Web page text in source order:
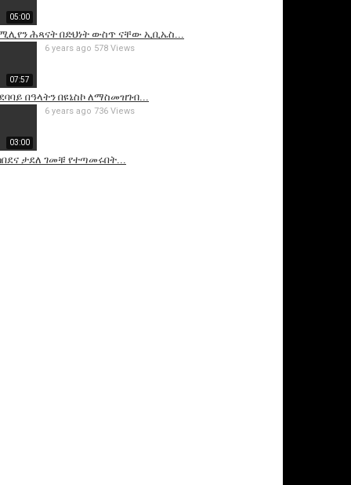
05:00
ሕጻናት በድህነት ውስጥ ናቸው ኢቢኤስ...
07:57
በዓላትን በዩኔስኮ ለማስመዝገብ...
6 years ago 578 Views
03:00
ታደለ ገመቹ የተጣመሩበት...
6 years ago 736 Views